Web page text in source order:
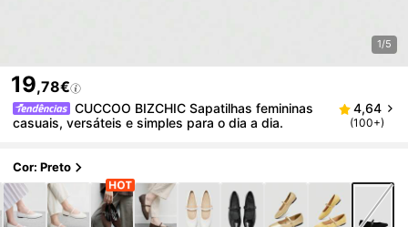
1/5
19,78€
CUCCOO BIZCHIC Sapatilhas femininas
casuais, versáteis e simples para o dia a dia.
4,64
(100+)
Cor: Preto